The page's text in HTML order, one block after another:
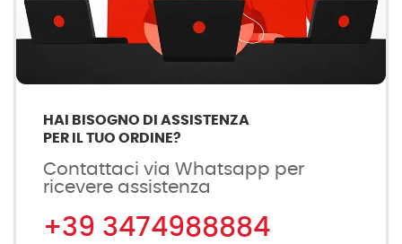
HAI BISOGNO DI ASSISTENZA
PER IL TUO ORDINE?
Contattaci via Whatsapp per
ricevere assistenza
+39 3474988884